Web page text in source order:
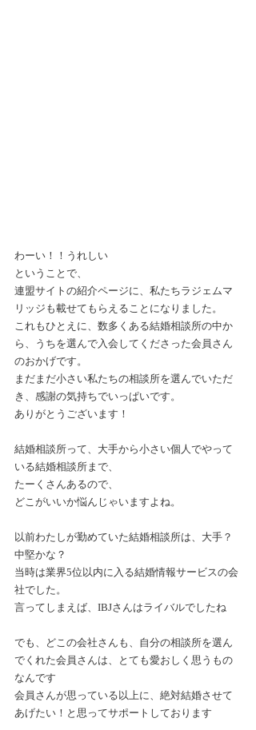
わーい！！うれしい
ということで、
連盟サイトの紹介ページに、私たちラジェムマ
リッジも載せてもらえることになりました。
これもひとえに、数多くある結婚相談所の中か
ら、うちを選んで入会してくださった会員さん
のおかげです。
まだまだ小さい私たちの相談所を選んでいただ
き、感謝の気持ちでいっぱいです。
ありがとうございます！
結婚相談所って、大手から小さい個人でやって
いる結婚相談所まで、
たーくさんあるので、
どこがいいか悩んじゃいますよね。
以前わたしが勤めていた結婚相談所は、大手？
中堅かな？
当時は業界5位以内に入る結婚情報サービスの会
社でした。
言ってしまえば、IBJさんはライバルでしたね
でも、どこの会社さんも、自分の相談所を選ん
でくれた会員さんは、とても愛おしく思うもの
なんです
会員さんが思っている以上に、絶対結婚させて
あげたい！と思ってサポートしております